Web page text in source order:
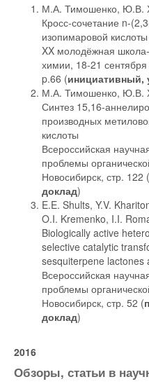
М.А. Тимошенко, Ю.В.
Кросс-сочетание n-
изопимаровой
XX молодёжная
химии, 18-21
p.66 (инициативный,
М.А. Тимошенко, Ю.В.
Синтез 15,16-
производных
кислоты
Всероссийская
проблемы
Новосибирск, стр. 122 (
доклад)
E.E. Shults, Y.V.
O.I. Kremenko, I.I.
Biologically active
selective catalytic
sesquiterpene lactones
Всероссийская
проблемы
Новосибирск, стр. 52 (
доклад)
2016
Обзоры, статьи в